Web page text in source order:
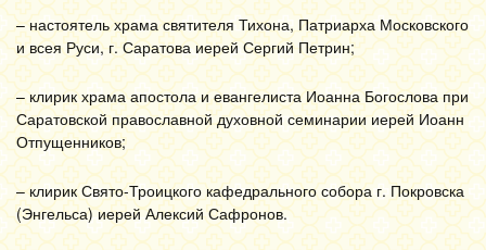
– настоятель храма святителя Тихона, Патриарха Московского
и всея Руси, г. Саратова иерей Сергий Петрин;
– клирик храма апостола и евангелиста Иоанна Богослова при
Саратовской православной духовной семинарии иерей Иоанн
Отпущенников;
– клирик Свято-Троицкого кафедрального собора г. Покровска
(Энгельса) иерей Алексий Сафронов.